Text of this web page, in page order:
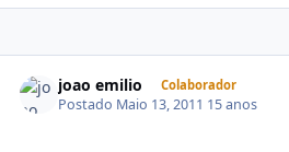
joao emilio Colaborador
Postado Maio 13, 2011 15 anos